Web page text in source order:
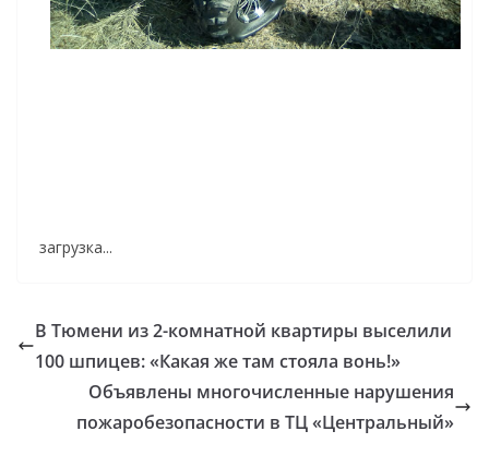
загрузка...
В Тюмени из 2-комнатной квартиры выселили
100 шпицев: «Какая же там стояла вонь!»
Объявлены многочисленные нарушения
пожаробезопасности в ТЦ «Центральный»